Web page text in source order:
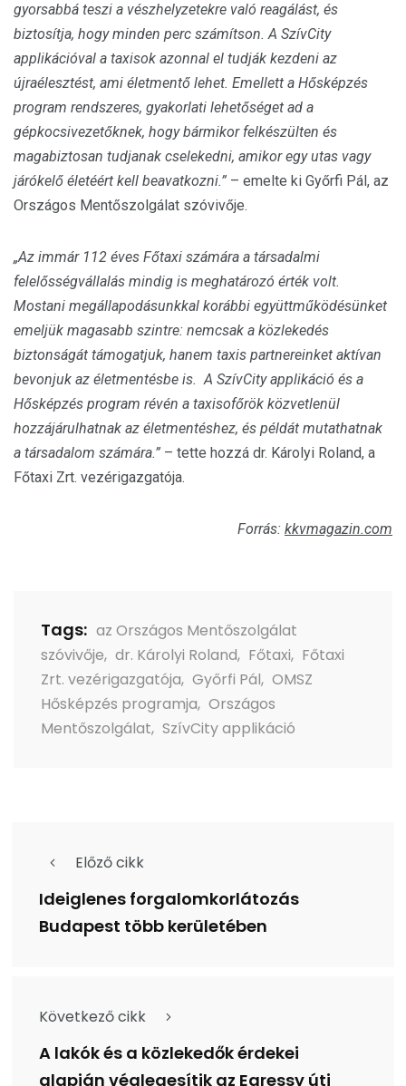
gyorsabbá teszi a vészhelyzetekre való reagálást, és
biztosítja, hogy minden perc számítson. A SzívCity
applikációval a taxisok azonnal el tudják kezdeni az
újraélesztést, ami életmentő lehet. Emellett a Hősképzés
program rendszeres, gyakorlati lehetőséget ad a
gépkocsivezetőknek, hogy bármikor felkészülten és
magabiztosan tudjanak cselekedni, amikor egy utas vagy
járókelő életéért kell beavatkozni.” – emelte ki Győrfi Pál, az
Országos Mentőszolgálat szóvivője.
„Az immár 112 éves Főtaxi számára a társadalmi
felelősségvállalás mindig is meghatározó érték volt.
Mostani megállapodásunkkal korábbi együttműködésünket
emeljük magasabb szintre: nemcsak a közlekedés
biztonságát támogatjuk, hanem taxis partnereinket aktívan
bevonjuk az életmentésbe is. A SzívCity applikáció és a
Hősképzés program révén a taxisofőrök közvetlenül
hozzájárulhatnak az életmentéshez, és példát mutathatnak
a társadalom számára.” – tette hozzá dr. Károlyi Roland, a
Főtaxi Zrt. vezérigazgatója.
Forrás: kkvmagazin.com
Tags: az Országos Mentőszolgálat
szóvivője, dr. Károlyi Roland, Főtaxi, Főtaxi
Zrt. vezérigazgatója, Győrfi Pál, OMSZ
Hősképzés programja, Országos
Mentőszolgálat, SzívCity applikáció
Előző cikk
Ideiglenes forgalomkorlátozás
Budapest több kerületében
Következő cikk
A lakók és a közlekedők érdekei
alapján véglegesítik az Egressy úti